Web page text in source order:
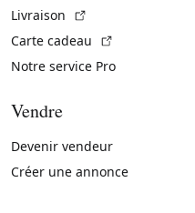
Livraison
Carte cadeau
Notre service Pro
Vendre
Devenir vendeur
Créer une annonce